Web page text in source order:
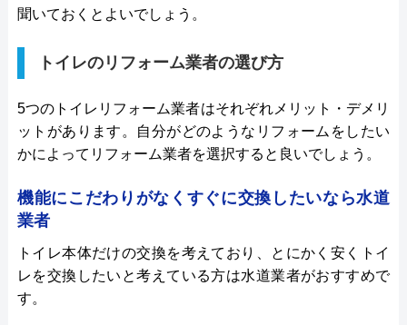
聞いておくとよいでしょう。
トイレのリフォーム業者の選び方
5つのトイレリフォーム業者はそれぞれメリット・デメリ
ットがあります。自分がどのようなリフォームをしたい
かによってリフォーム業者を選択すると良いでしょう。
機能にこだわりがなくすぐに交換したいなら水道
業者
トイレ本体だけの交換を考えており、とにかく安くトイ
レを交換したいと考えている方は水道業者がおすすめで
す。